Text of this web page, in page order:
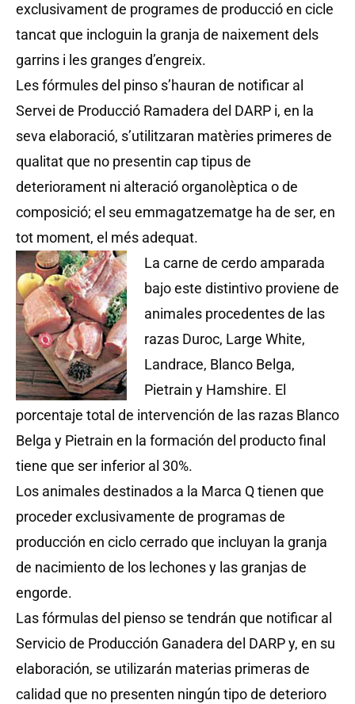
exclusivament de programes de producció en cicle
tancat que incloguin la granja de naixement dels
garrins i les granges d’engreix.
Les fórmules del pinso s’hauran de notificar al
Servei de Producció Ramadera del DARP i, en la
seva elaboració, s’utilitzaran matèries primeres de
qualitat que no presentin cap tipus de
deteriorament ni alteració organolèptica o de
composició; el seu emmagatzematge ha de ser, en
tot moment, el més adequat.
La carne de cerdo amparada
bajo este distintivo proviene de
animales procedentes de las
razas Duroc, Large White,
Landrace, Blanco Belga,
Pietrain y Hamshire. El
porcentaje total de intervención de las razas Blanco
Belga y Pietrain en la formación del producto final
tiene que ser inferior al 30%.
Los animales destinados a la Marca Q tienen que
proceder exclusivamente de programas de
producción en ciclo cerrado que incluyan la granja
de nacimiento de los lechones y las granjas de
engorde.
Las fórmulas del pienso se tendrán que notificar al
Servicio de Producción Ganadera del DARP y, en su
elaboración, se utilizarán materias primeras de
calidad que no presenten ningún tipo de deterioro